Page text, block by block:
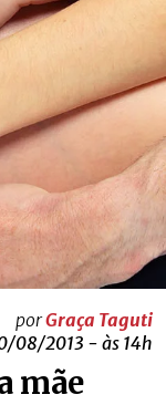
porGraça Taguti
08/2013 - às 14h
mãe